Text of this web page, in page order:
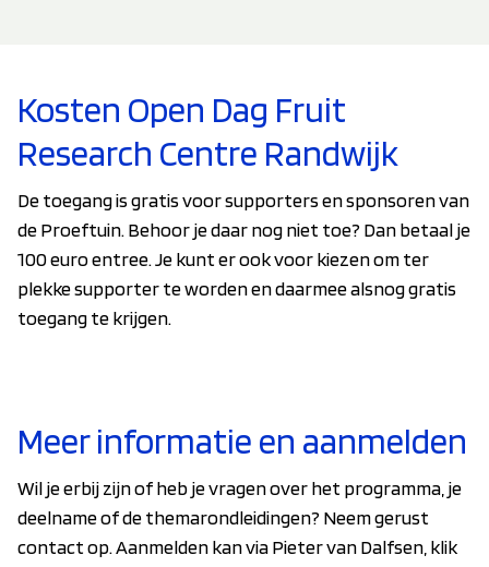
Kosten Open Dag Fruit
Research Centre Randwijk
De toegang is gratis voor supporters en sponsoren van
de Proeftuin. Behoor je daar nog niet toe? Dan betaal je
100 euro entree. Je kunt er ook voor kiezen om ter
plekke supporter te worden en daarmee alsnog gratis
toegang te krijgen.
Meer informatie en aanmelden
Wil je erbij zijn of heb je vragen over het programma, je
deelname of de themarondleidingen? Neem gerust
contact op. Aanmelden kan via Pieter van Dalfsen, klik